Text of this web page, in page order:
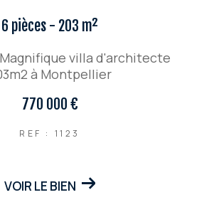
6 pièces - 203 m²
Magnifique villa d'architecte
à Montpellier
770 000 €
REF : 1123
VOIR LE BIEN